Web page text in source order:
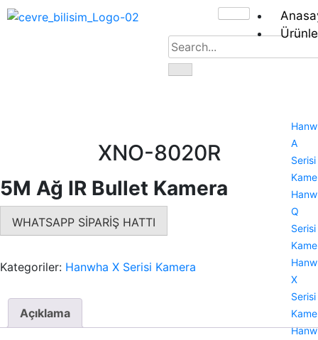
A
Serisi
Q
Serisi
X
Serisi
XNO-8020R
5M Ağ IR Bullet Kamera
WHATSAPP SİPARİŞ HATTI
Kategoriler: Hanwha X Serisi Kamera
Açıklama